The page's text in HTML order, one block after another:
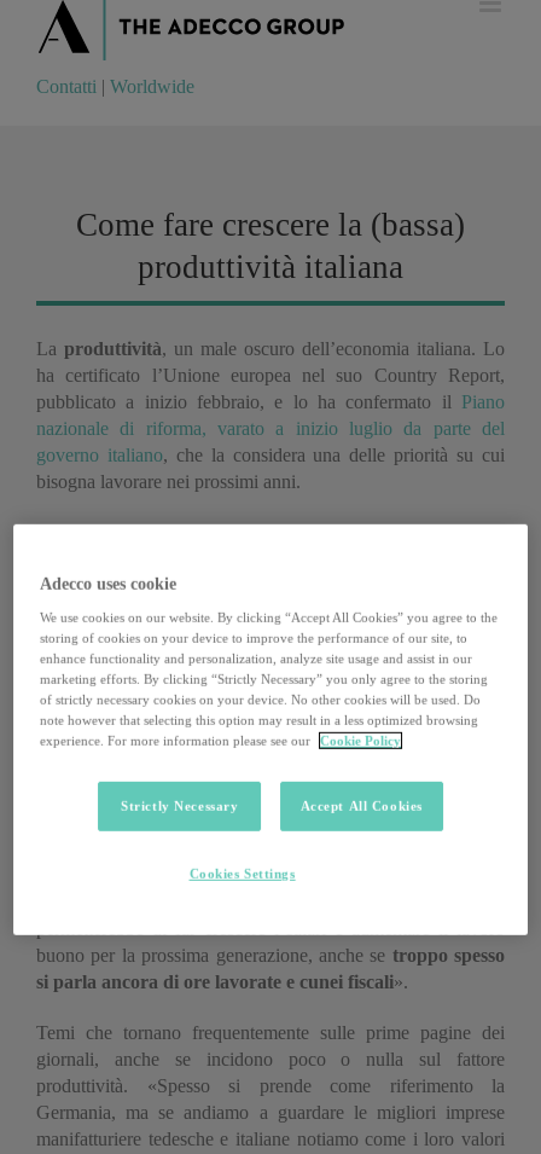
Contatti Worldwide
Contatti | Worldwide
Come fare crescere la (bassa)
produttività italiana
La produttività, un male oscuro dell’economia italiana. Lo
ha certificato l’Unione europea nel suo Country Report,
pubblicato a inizio febbraio, e lo ha confermato il Piano
nazionale di riforma, varato a inizio luglio da parte del
governo italiano, che la considera una delle priorità su cui
bisogna lavorare nei prossimi anni.
tendenza sarebbe un toccasana per la nostra economia, che
crescerebbe anche dell’1,5% annuo. «Servirebbe un deciso
cambio di passo». È questa l’idea della professoressaGloria
Bartoli, segretario generale dell’Osservatorio Produttività
e Benessere della Fondazione economia Tor Vergata.«È
necessario che la classe politica capisca l’importanza del
fattore produttività agendo sulle cause che la rallentano da
dell’economia, con quella del capitale e del lavoro
buono per la prossima generazione, anche se troppo spesso
si parla ancora di ore lavorate e cunei fiscali».
Temi che tornano frequentemente sulle prime pagine dei
giornali, anche se incidono poco o nulla sul fattore
produttività. «Spesso si prende come riferimento la
Germania, ma se andiamo a guardare le migliori imprese
manifatturiere tedesche e italiane notiamo come i loro valori
Adecco uses cookie
We use cookies on our website. By clicking “Accept All Cookies” you agree to the
storing of cookies on your device to improve the performance of our site, to
enhance functionality and personalization, analyze site usage and assist in our
marketing efforts. By clicking “Strictly Necessary” you only agree to the storing
of strictly necessary cookies on your device. No other cookies will be used. Do
note however that selecting this option may result in a less optimized browsing
experience. For more information please see our
Cookie Policy
Strictly Necessary Accept All Cookies
Cookies Settings